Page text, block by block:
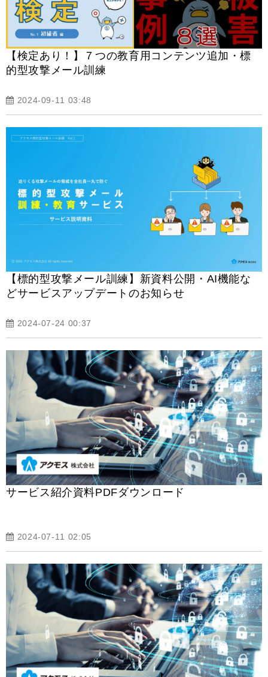
【検定あり！】７つの教育用コンテンツ追加・標
的型攻撃メール訓練
2024-09-11 03:48
【標的型攻撃メール訓練】新資料公開・AI機能な
どサービスアップデートのお知らせ
2024-07-24 00:37
サービス紹介資料PDFダウンロード
2024-07-11 02:05